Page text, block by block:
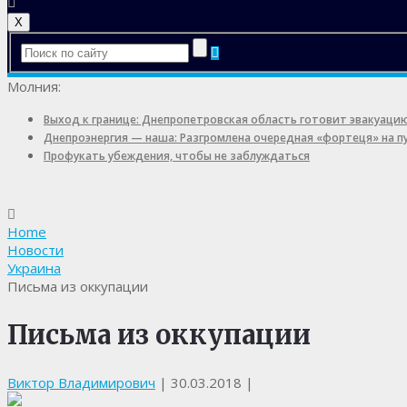
X
Молния:
Выход к границе: Днепропетровская область готовит
Днепроэнергия — наша: Разгромлена очередная «фортеця» на
Профукать убеждения, чтобы не заблуждаться
Home
Новости
Украина
Письма из оккупации
Письма из оккупации
Виктор Владимирович | 30.03.2018 |